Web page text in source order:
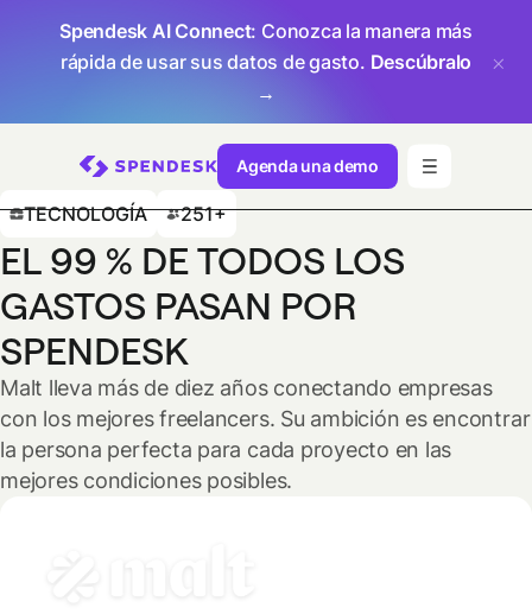
Spendesk AI Connect: Conozca la manera más
rápida de usar sus datos de gasto. Descúbralo
→
Agenda una demo
TECNOLOGÍA 251+
EL 99 % DE TODOS LOS
GASTOS PASAN POR
SPENDESK
Malt lleva más de diez años conectando empresas
con los mejores freelancers. Su ambición es encontrar
la persona perfecta para cada proyecto en las
mejores condiciones posibles.